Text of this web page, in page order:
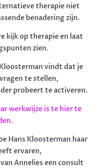
therapie niet
benadering zijn.
kijk op therapie en laat
zien.
vindt dat je
te stellen,
probeert te activeren.
werkwijze is te hier te
Hans Kloosterman haar
ervaren,
Annelies een consult